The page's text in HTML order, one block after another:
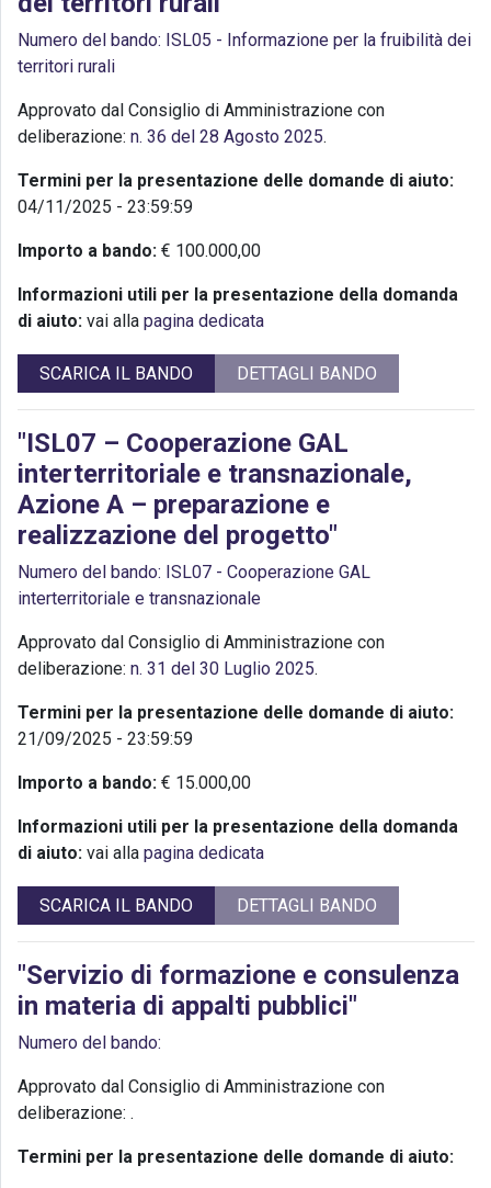
Numero del bando: ISL05 - Informazione per la fruibilità dei
territori rurali
Approvato dal Consiglio di Amministrazione con
deliberazione: n. 36 del 28 Agosto 2025.
Termini per la presentazione delle domande di aiuto:
04/11/2025 - 23:59:59
Importo a bando: € 100.000,00
Informazioni utili per la presentazione della domanda
di aiuto: vai alla pagina dedicata
SCARICA IL BANDO DETTAGLI BANDO
"ISL07 – Cooperazione GAL
interterritoriale e transnazionale,
Azione A – preparazione e
realizzazione del progetto"
Numero del bando: ISL07 - Cooperazione GAL
interterritoriale e transnazionale
Approvato dal Consiglio di Amministrazione con
deliberazione: n. 31 del 30 Luglio 2025.
Termini per la presentazione delle domande di aiuto:
21/09/2025 - 23:59:59
Importo a bando: € 15.000,00
Informazioni utili per la presentazione della domanda
di aiuto: vai alla pagina dedicata
SCARICA IL BANDO DETTAGLI BANDO
"Servizio di formazione e consulenza
in materia di appalti pubblici"
Numero del bando:
Approvato dal Consiglio di Amministrazione con
deliberazione: .
Termini per la presentazione delle domande di aiuto: